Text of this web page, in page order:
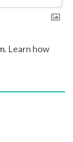
Learn how